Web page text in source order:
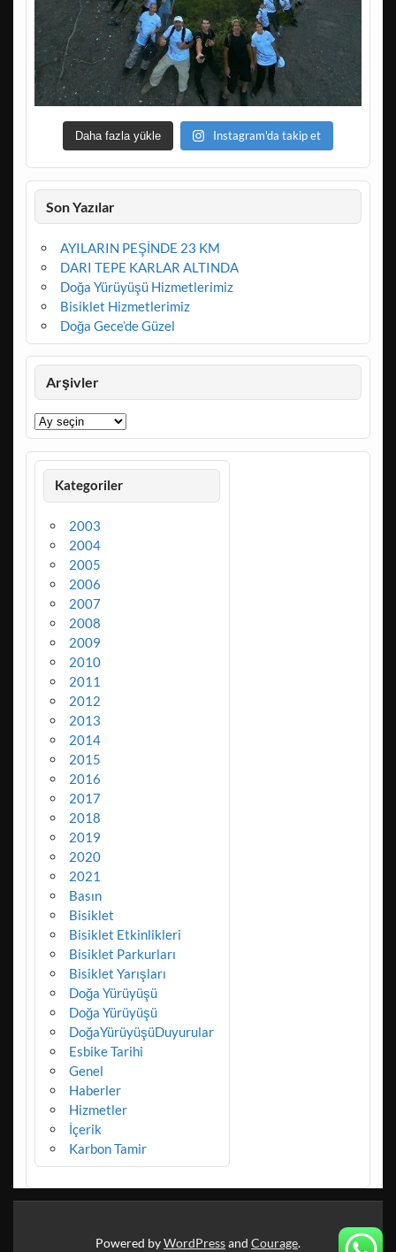
Daha fazla yükle Instagram'da takip et
Son Yazılar
AYILARIN PEŞİNDE 23 KM
DARI TEPE KARLAR ALTINDA
Doğa Yürüyüşü Hizmetlerimiz
Bisiklet Hizmetlerimiz
Doğa Gece’de Güzel
Arşivler
Arşivler
Kategoriler
2003
2004
2005
2006
2007
2008
2009
2010
2011
2012
2013
2014
2015
2016
2017
2018
2019
2020
2021
Basın
Bisiklet
Bisiklet Etkinlikleri
Bisiklet Parkurları
Bisiklet Yarışları
Doğa Yürüyüşü
Doğa Yürüyüşü
DoğaYürüyüşüDuyurular
Esbike Tarihi
Genel
Haberler
Hizmetler
İçerik
Karbon Tamir
Powered byWordPressand Courage.